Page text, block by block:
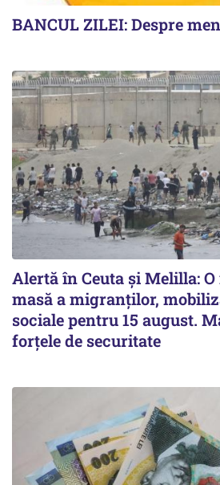
BANCUL ZILEI: Despre
Alertă în Ceuta și Melilla:
masă a migranților,
sociale pentru 15 august.
forțele de securitate